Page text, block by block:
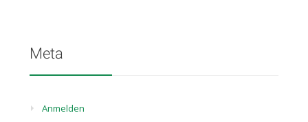
Meta
Anmelden